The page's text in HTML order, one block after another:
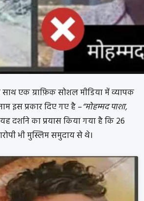
एक ग्राफ़िक सोशल मीडिया में व्यापक
इस प्रकार दिए गए है –“मोहम्मद पाशा,
दर्शाने का प्रयास किया गया है कि 26
भी मुस्लिम समुदाय से थे।